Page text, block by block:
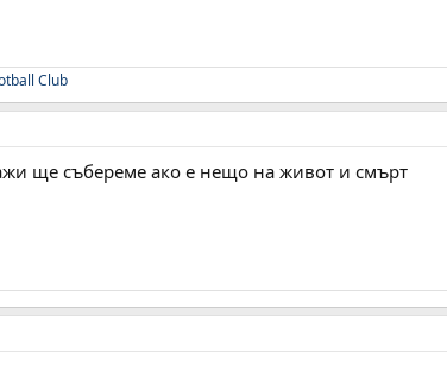
Club
ще събереме ако е нещо на живот и смърт